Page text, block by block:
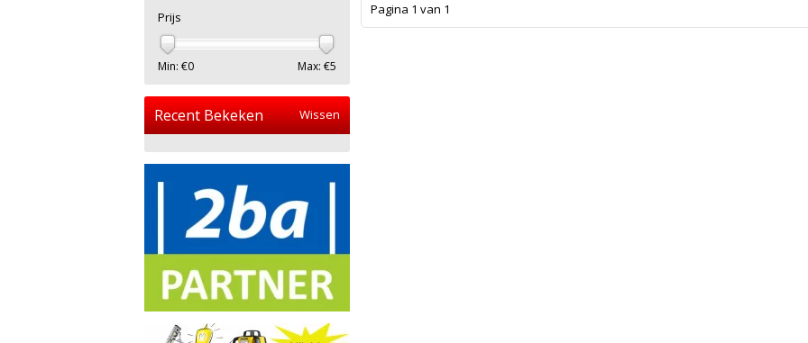
Pagina 1 van 1
Prijs
Min: €0 Max: €5
Recent Bekeken Wissen